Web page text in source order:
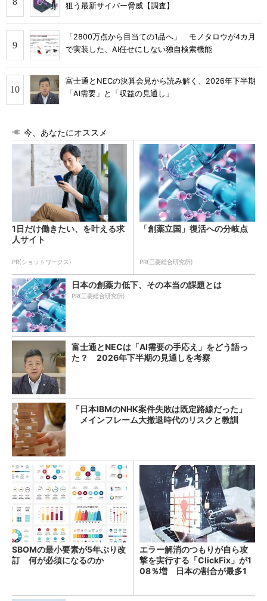
狙う最新サイバー脅威【調査】
「2800万点から目当ての1品へ」 モノタロウが4カ月
で実装した、AI任せにしない独自検索機能
富士通とNECの決算会見から読み解く、2026年下半期
「AI需要」と「収益の見通し」
今、あなたにオススメ
1日だけ働きたい、を叶える求
人サイト
PR(ショットワークス)
「創薬立国」復活への分岐点
PR(三菱総合研究所)
日本の創薬力低下、その本当の課題とは
PR(三菱総合研究所)
富士通とNECは「AI需要の手応え」をどう語っ
た？ 2026年下半期の見通しを考察
「日本IBMのNHK案件失敗は既定路線だった」
メインフレーム大撤退時代のリスクと教訓
SBOMの最小要素が5年ぶり改
訂 何が必須になるのか
エラー解消のつもりが自ら攻
撃を実行する「ClickFix」が1
08％増 日本の割合が最多1